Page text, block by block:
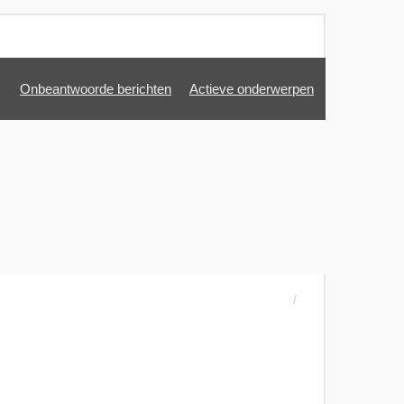
Onbeantwoorde berichten Actieve onderwerpen